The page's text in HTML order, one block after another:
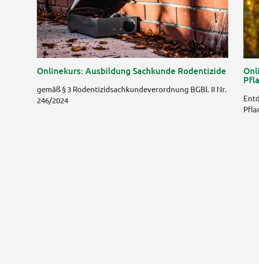
Onlinekurs: Ausbildung Sachkunde Rodentizide
gemäß § 3 Rodentizidsachkundeverordnung BGBl. II Nr.
246/2024